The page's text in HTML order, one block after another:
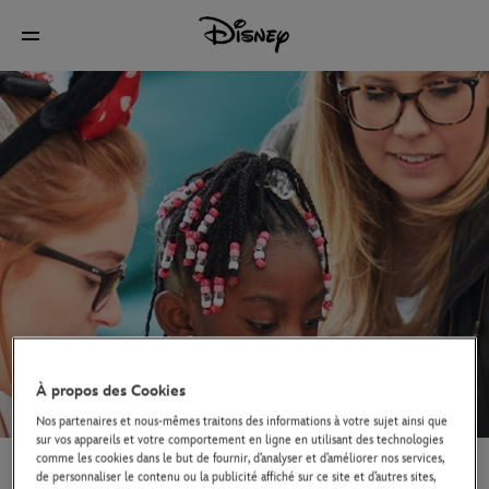
MÉCÉNAT DE SOLIDARITÉ
À propos des Cookies
Nos partenaires et nous-mêmes traitons des informations à votre sujet ainsi que
sur vos appareils et votre comportement en ligne en utilisant des technologies
comme les cookies dans le but de fournir, d’analyser et d’améliorer nos services,
de personnaliser le contenu ou la publicité affiché sur ce site et d’autres sites,